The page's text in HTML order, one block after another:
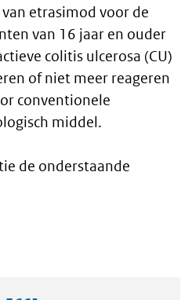
etrasimod voor de
van 16 jaar en ouder
colitis ulcerosa (CU)
of niet meer reageren
conventionele
middel.
de onderstaande